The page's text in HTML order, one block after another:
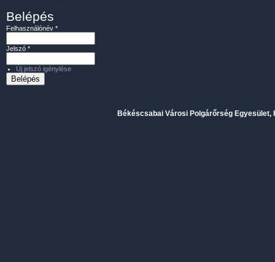
Belépés
Felhasználónév *
Jelszó *
Új jelszó igénylése
Békéscsabai Városi Polgárőrség Egyesület,